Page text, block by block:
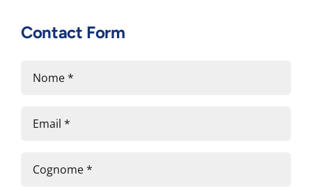
Contact Form